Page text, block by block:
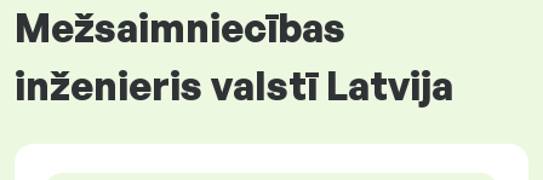
Mežsaimniecības
inženieris valstī Latvija